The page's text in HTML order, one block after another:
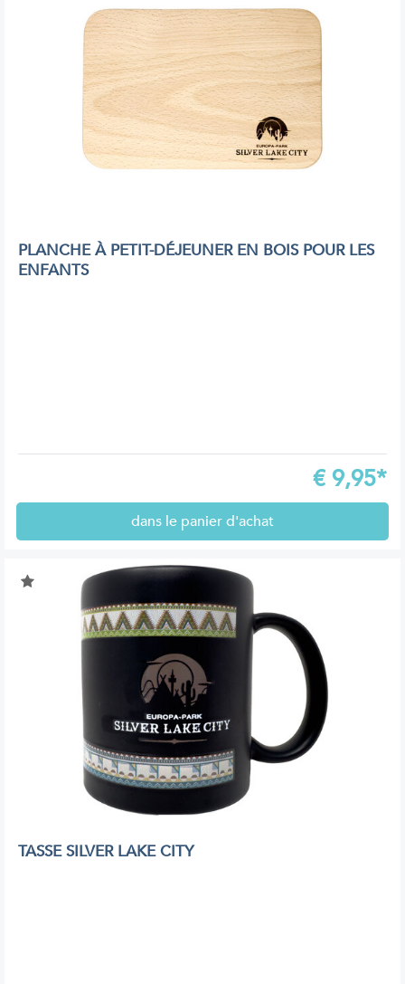
PLANCHE À PETIT-DÉJEUNER EN BOIS POUR LES
ENFANTS
€ 9,95*
dans le panier d'achat
TASSE SILVER LAKE CITY